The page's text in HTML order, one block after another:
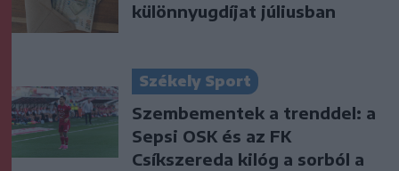
különnyugdíjat júliusban
Székely Sport
Szembementek a trenddel: a
Sepsi OSK és az FK
Csíkszereda kilóg a sorból a